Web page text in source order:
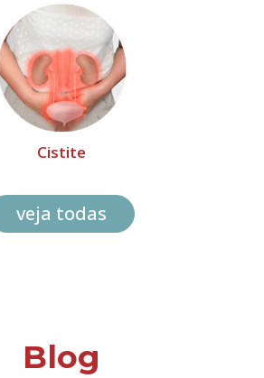
Cistite
veja todas
Blog